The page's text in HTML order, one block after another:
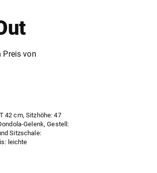
Preis von
42 cm, Sitzhöhe: 47
Gelenk, Gestell:
Sitzschale:
leichte